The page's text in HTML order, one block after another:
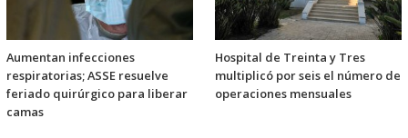
Aumentan infecciones
respiratorias; ASSE resuelve
feriado quirúrgico para liberar
camas
Hospital de Treinta y Tres
multiplicó por seis el número de
operaciones mensuales